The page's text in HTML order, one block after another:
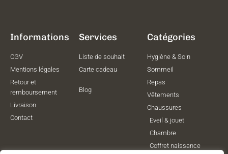
Informations
CGV
Mentions légales
Retour et
remboursement
Livraison
Contact
Services
Liste de souhait
Carte cadeau
Blog
Catégories
Hygiène & Soin
Sommeil
Repas
Vêtements
Chaussures
Eveil & jouet
Chambre
Coffret naissance